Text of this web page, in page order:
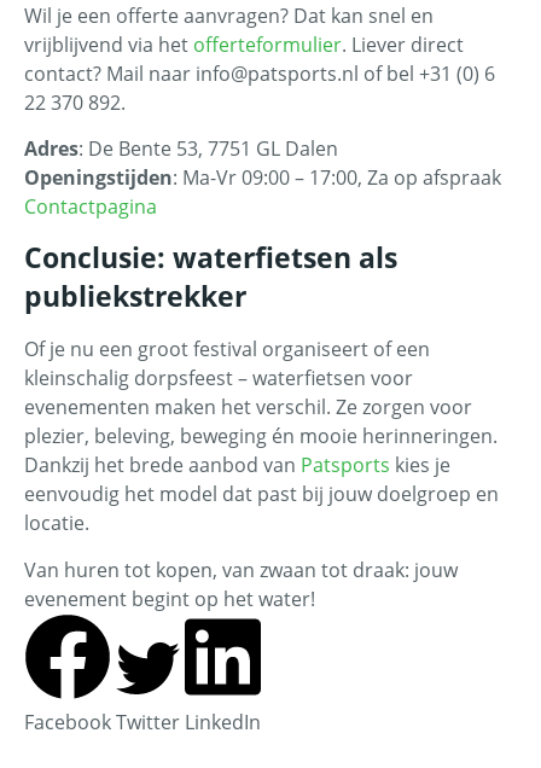
Wil je een offerte aanvragen? Dat kan snel en
vrijblijvend via het offerteformulier. Liever direct
contact? Mail naar info@patsports.nl of bel +31 (0) 6
22 370 892.
Adres: De Bente 53, 7751 GL Dalen
Openingstijden: Ma-Vr 09:00 – 17:00, Za op afspraak
Contactpagina
Conclusie: waterfietsen als
publiekstrekker
Of je nu een groot festival organiseert of een
kleinschalig dorpsfeest – waterfietsen voor
evenementen maken het verschil. Ze zorgen voor
plezier, beleving, beweging én mooie herinneringen.
Dankzij het brede aanbod van Patsports kies je
eenvoudig het model dat past bij jouw doelgroep en
locatie.
Van huren tot kopen, van zwaan tot draak: jouw
evenement begint op het water!
FacebookTwitter LinkedIn